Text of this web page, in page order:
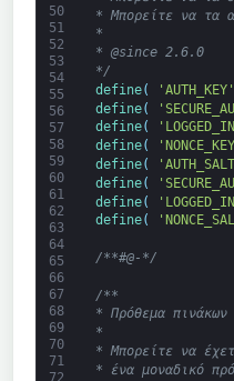
50
51
52
53
54
55
56
57
58
59
60
61
62
63
64
65
66
67
68
69
70
71
72
* Μπορείτε να τα
*
* @since 2.6.0
*/
define( 'AUTH_KEY'
define(
define(
define(
define(
define(
define(
define(
/**#@-*/
/**
* Πρόθεμα πινάκων
*
* Μπορείτε να
* ένα μοναδικό